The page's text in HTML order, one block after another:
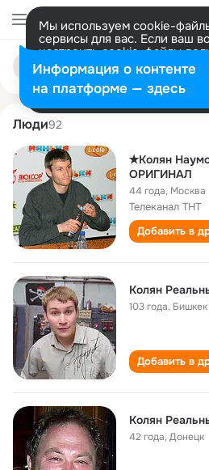
Мы используем cookie-
сервисы для вас. Если ваш
настроить cookie-файлы
представитель. Больше
Разрешить все Настроить
Поиск
людям
kolyan realniy
Люди92
✭Колян Наумов
ОРИГИНАЛ
44 года, Москва
Телеканал ТНТ
Добавить в
Колян
103 года,
Добавить в
Колян
42 года,Донецк
Информация о контенте
на платформе — здесь